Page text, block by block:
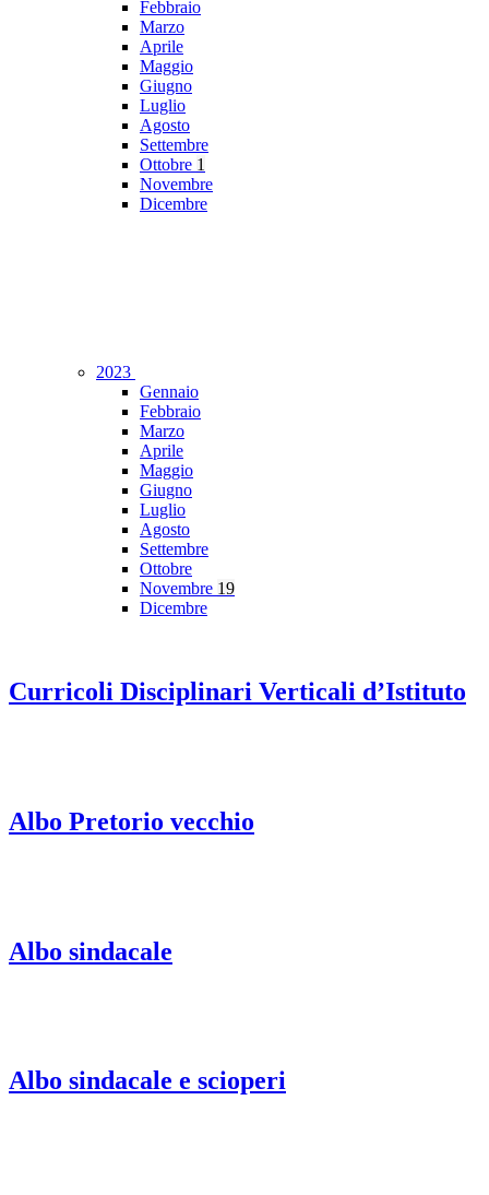
Febbraio
Marzo
Aprile
Maggio
Giugno
Luglio
Agosto
Settembre
Ottobre 1
Novembre
Dicembre
2023
Gennaio
Febbraio
Marzo
Aprile
Maggio
Giugno
Luglio
Agosto
Settembre
Ottobre
Novembre 19
Dicembre
Curricoli Disciplinari Verticali d’Istituto
Albo Pretorio vecchio
Albo sindacale
Albo sindacale e scioperi